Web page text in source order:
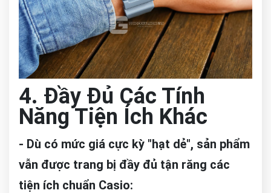
4. Đầy Đủ Các Tính
Năng Tiện Ích Khác
- Dù có mức giá cực kỳ "hạt dẻ", sản phẩm
vẫn được trang bị đầy đủ tận răng các
tiện ích chuẩn Casio: